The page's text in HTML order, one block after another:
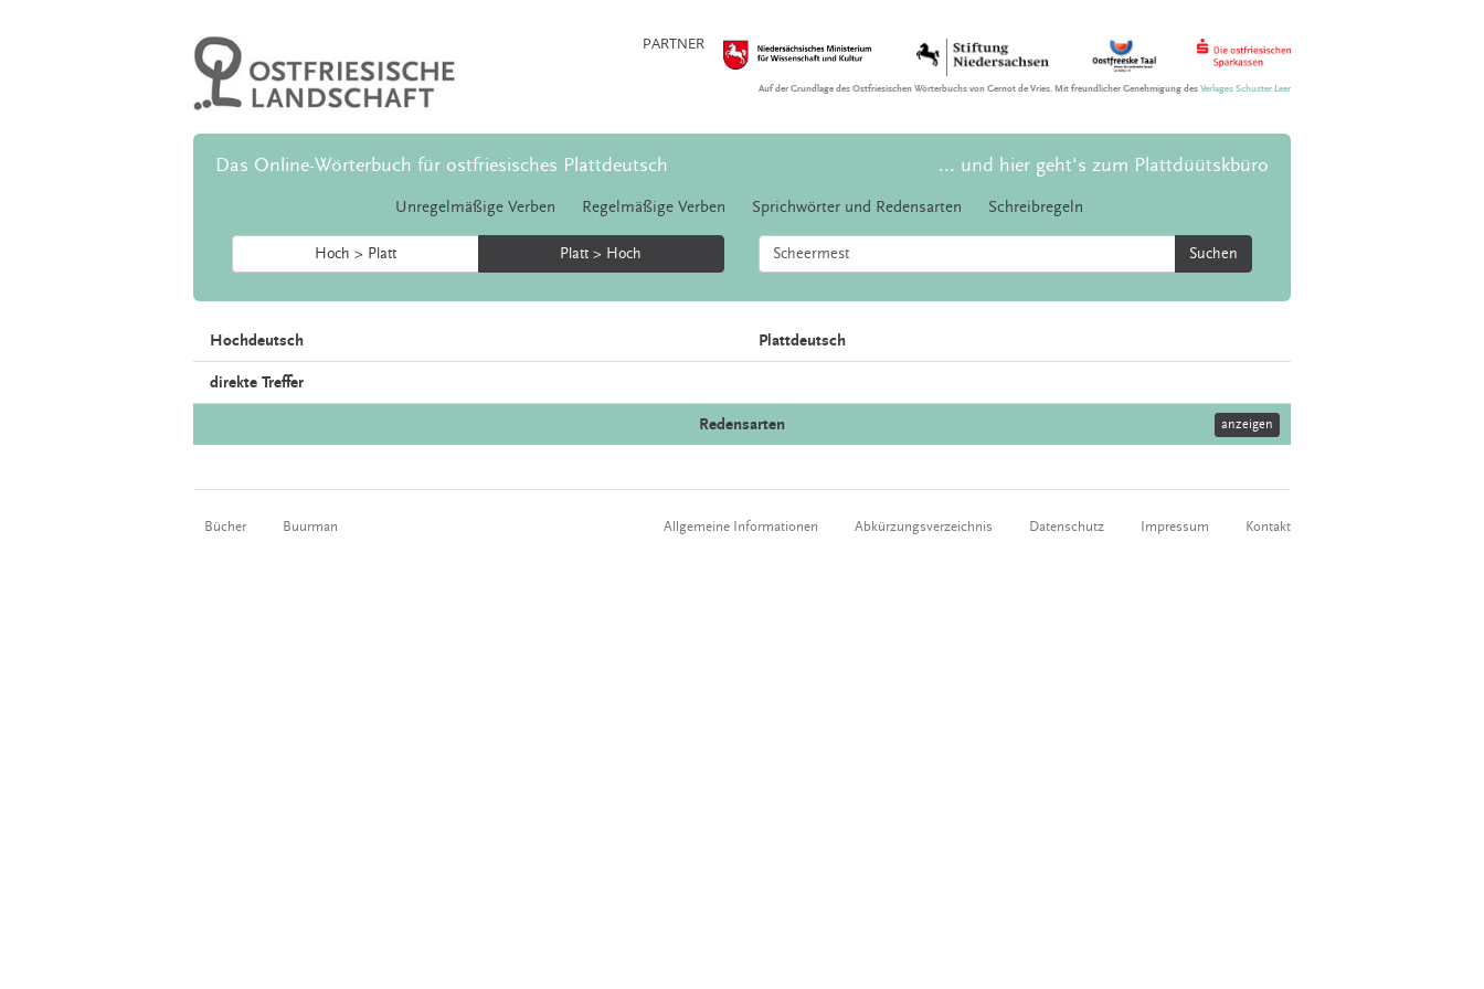
PARTNER
Auf der Grundlage des Ostfriesischen Wörterbuchs von Gernot de Vries. Mit freundlicher Genehmigung desVerlages Schuster Leer
Das Online-Wörterbuch für ostfriesisches Plattdeutsch ... und hier geht's zum Plattdüütskbüro
Unregelmäßige Verben Regelmäßige Verben Sprichwörter und Redensarten Schreibregeln
Hoch > Platt Platt > Hoch Suchen
Hochdeutsch Plattdeutsch
direkte Treffer
Redensarten anzeigen
Bücher Buurman Allgemeine Informationen Abkürzungsverzeichnis Datenschutz Impressum Kontakt